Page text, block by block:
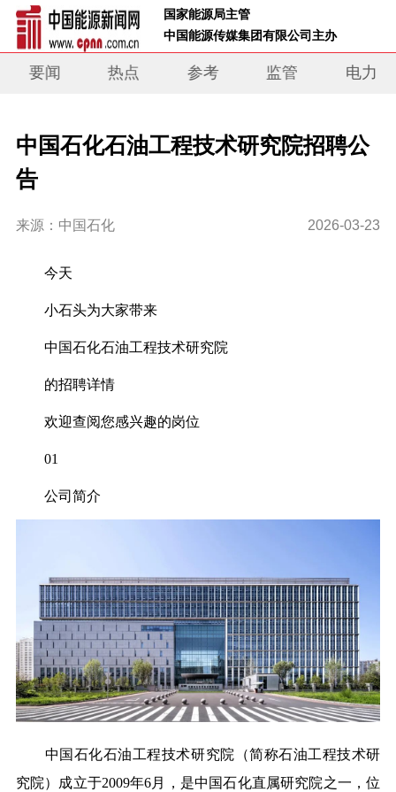
国家能源局主管
中国能源传媒集团有限公司主办
要闻 热点 参考 监管 电力
中国石化石油工程技术研究院招聘公
告
来源：中国石化 2026-03-23
今天
小石头为大家带来
中国石化石油工程技术研究院
的招聘详情
欢迎查阅您感兴趣的岗位
01
公司简介
中国石化石油工程技术研究院（简称石油工程技术研
究院）成立于2009年6月，是中国石化直属研究院之一，位